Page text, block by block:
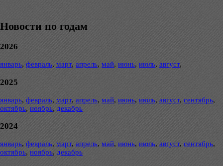
Новости по годам
2026
январь, февраль, март, апрель, май, июнь, июль, август,
2025
январь, февраль, март, апрель, май, июнь, июль, август, сентябрь,
октябрь, ноябрь, декабрь
2024
январь, февраль, март, апрель, май, июнь, июль, август, сентябрь,
октябрь, ноябрь, декабрь